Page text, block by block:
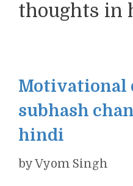
thoughts in
Motivational
subhash
hindi
byVyom Singh